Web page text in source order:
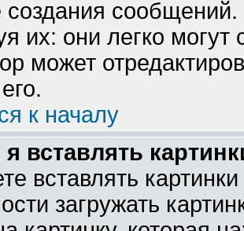
сообщений.
их: они легко
может
к началу
вставлять
вставлять
загружать